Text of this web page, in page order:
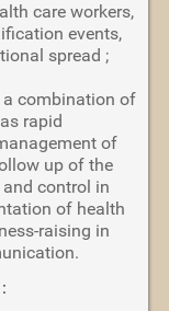
care workers,
events,
spread ;
a combination of
rapid
of
up of the
control in
of health
raising in